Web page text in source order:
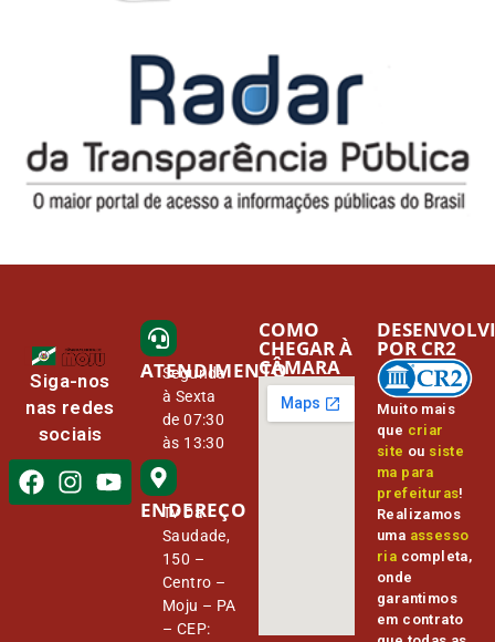
Siga-nos
nas redes
sociais
ATENDIMENTO
Segunda
à Sexta
de 07:30
às 13:30
ENDEREÇO
Tv Da
Saudade,
150 –
Centro –
Moju – PA
– CEP:
COMO
CHEGAR À
CÂMARA
Muito mais
que criar
site ou siste
ma para
prefeituras!
Realizamos
uma assesso
ria completa,
onde
garantimos
em contrato
POR CR2